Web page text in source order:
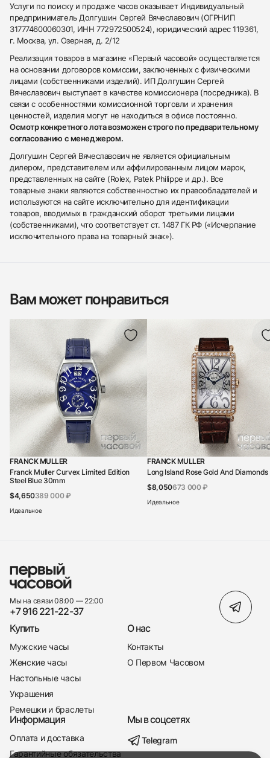
Услуги по поиску и продаже часов оказывает Индивидуальный
предприниматель Долгушин Сергей Вячеславович (ОГРНИП
317774600060301, ИНН 772972500524), юридический адрес 119361,
г. Москва, ул. Озерная, д. 2/12
Реализация товаров в магазине «Первый часовой» осуществляется
на основании договоров комиссии, заключенных с физическими
лицами (собственниками изделий). ИП Долгушин Сергей
Вячеславович выступает в качестве комиссионера (посредника). В
связи с особенностями комиссионной торговли и хранения
ценностей, изделия могут не находиться в офисе постоянно.
Осмотр конкретного лота возможен строго по предварительному
согласованию с менеджером.
Долгушин Сергей Вячеславович не является официальным
дилером, представителем или аффилированным лицом марок,
представленных на сайте (Rolex, Patek Philippe и др.). Все
товарные знаки являются собственностью их правообладателей и
используются на сайте исключительно для идентификации
товаров, вводимых в гражданский оборот третьими лицами
(собственниками), что соответствует ст. 1487 ГК РФ («Исчерпание
исключительного права на товарный знак»).
Вам может понравиться
FRANCK MULLER
Franck Muller Curvex Limited Edition
Steel Blue 30mm
$4,650389 000 ₽
Идеальное
FRANCK MULLER
Long Island Rose Gold And Diamonds
$8,050673 000 ₽
Идеальное
Мы на связи 08:00 — 22:00
+7 916 221-22-37
Купить
Мужские часы
Женские часы
Настольные часы
Украшения
Ремешки и браслеты
О нас
Контакты
О Первом Часовом
Информация
Оплата и доставка
Гарантийные обязательства
Мы в соцсетях
Telegram